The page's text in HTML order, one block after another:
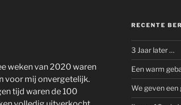
weken van 2020 waren
voor mij onvergetelijk.
tijd waren de 100
RECENTE
3 Jaar later …
Een warm
We geven een